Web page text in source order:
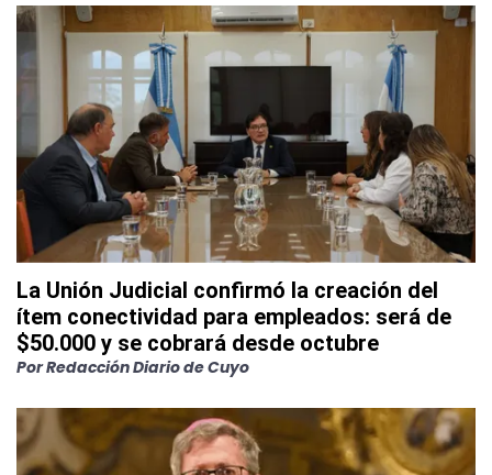
La Unión Judicial confirmó la creación del
ítem conectividad para empleados: será de
$50.000 y se cobrará desde octubre
PorRedacción Diario de Cuyo